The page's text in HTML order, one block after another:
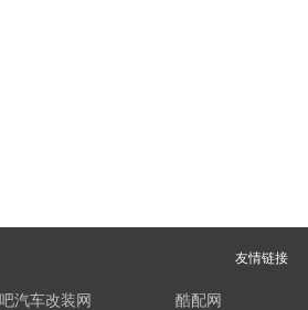
友情链接
汽车改装网
酷配网